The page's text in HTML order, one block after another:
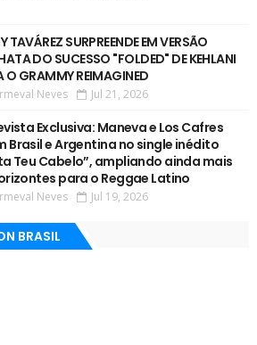
TAVÁREZ SURPREENDE EM VERSÃO
DO SUCESSO "FOLDED" DE KEHLANI
O GRAMMY REIMAGINED
Neves Jul 21, 2026
Exclusiva: Maneva e Los Cafres
Brasil e Argentina no single inédito
Teu Cabelo”, ampliando ainda mais
para o Reggae Latino
Neves Jul 19, 2026
BRASIL